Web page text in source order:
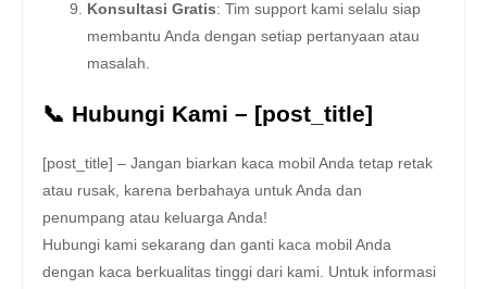
Konsultasi Gratis: Tim support kami selalu siap
membantu Anda dengan setiap pertanyaan atau
masalah.
📞 Hubungi Kami – [post_title]
[post_title] – Jangan biarkan kaca mobil Anda tetap retak
atau rusak, karena berbahaya untuk Anda dan
penumpang atau keluarga Anda!
Hubungi kami sekarang dan ganti kaca mobil Anda
dengan kaca berkualitas tinggi dari kami. Untuk informasi